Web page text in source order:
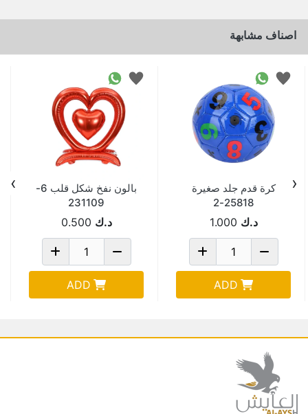
اصناف مشابهة
كرة قدم جلد صغيرة
25818-2
د.ك 1.000
ADD
بالون نفخ شكل قلب 6-
231109
د.ك 0.500
ADD
‹
›